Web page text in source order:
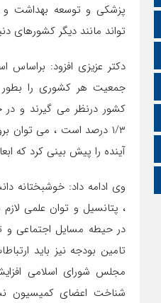
اینستاگرام
اطلاعات سایت
زبان انگلیسی
پزشکی و توسعه بهداشت و
تواند مانند دیگر کشورهای
دکتر عزیزی افزود: براساس
جمعیت هر کشوری را بطور
کشور درنظر می گیرند و
۱/۳ درصد است ، می توان
آینده را پیش بینی کرد که
وی ادامه داد: خوشبختانه
، پتانسیل و توان علمی
در حیطه مسایل اجتماعی و
تامین بودجه نیز باید
مجلس شورای اسلامی
شناخت اعضای کمیسیون